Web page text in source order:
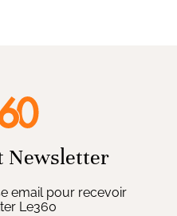
Newsletter
email pour recevoir
Le360